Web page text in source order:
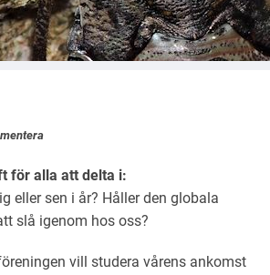
Aktiviteter 2026
Natur
för alla att delta i:
eller sen i år? Håller den globala
slå igenom hos oss?
vill studera vårens ankomst